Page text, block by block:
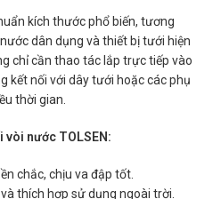
kích thước phổ biến, tương
dân dụng và thiết bị tưới hiện
chỉ cần thao tác lắp trực tiếp vào
kết nối với dây tưới hoặc các phụ
thời gian.
vòi nước TOLSEN:
chắc, chịu va đập tốt.
thích hợp sử dụng ngoài trời.